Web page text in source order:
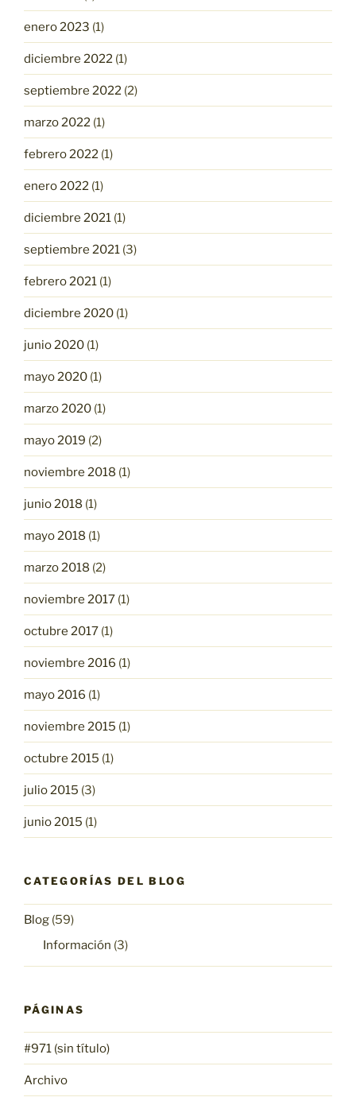
enero 2023 (1)
diciembre 2022 (1)
septiembre 2022 (2)
marzo 2022 (1)
febrero 2022 (1)
enero 2022 (1)
diciembre 2021 (1)
septiembre 2021 (3)
febrero 2021 (1)
diciembre 2020 (1)
junio 2020 (1)
mayo 2020 (1)
marzo 2020 (1)
mayo 2019 (2)
noviembre 2018 (1)
junio 2018 (1)
mayo 2018 (1)
marzo 2018 (2)
noviembre 2017 (1)
octubre 2017 (1)
noviembre 2016 (1)
mayo 2016 (1)
noviembre 2015 (1)
octubre 2015 (1)
julio 2015 (3)
junio 2015 (1)
CATEGORÍAS DEL BLOG
Blog (59)
Información (3)
PÁGINAS
#971 (sin título)
Archivo